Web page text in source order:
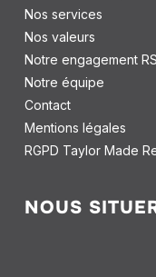
Nos services
Nos valeurs
Notre engagement
Notre équipe
Contact
Mentions légales
RGPD Taylor Made
NOUS